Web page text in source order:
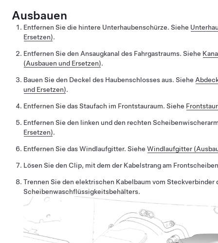
Ausbauen
Entfernen Sie die hintere Unterhaubenschürze. Siehe
Ersetzen).
Entfernen Sie den Ansaugkanal des Fahrgastraums. Siehe
(Ausbauen und Ersetzen).
Bauen Sie den Deckel des Haubenschlosses aus. Siehe
und Ersetzen).
Entfernen Sie das Staufach im Frontstauraum. Siehe
Entfernen Sie den linken und den rechten
Ersetzen).
Entfernen Sie das Windlaufgitter. Siehe Windlaufgitter
Lösen Sie den Clip, mit dem der Kabelstrang am
Trennen Sie den elektrischen Kabelbaum vom Steckverbinder
Scheibenwaschflüssigkeitsbehälters.